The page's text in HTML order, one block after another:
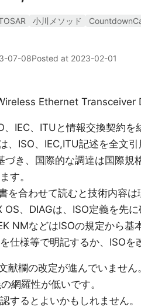
小川メソッド
07-08Posted at 2023-02-01
Ethernet Transceiver
IEC、ITUと情報交換契約を
、ISO、IEC,ITU記述を全文引
づき、国際的な調達は国際規
す。
を合わせて読むと技術内容
OS、DIAGは、ISO定義を
NMなどはISOの規定から基
仕様等で明記するか、ISO
献欄の改定が進んでいませ
網羅性が低いです。
するとよいかもしれません。